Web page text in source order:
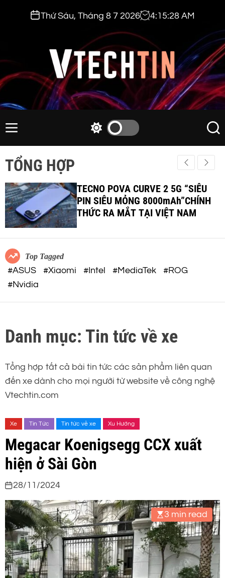
t
o
c
o
e
Thứ Sáu, Tháng 8 7 2026 4:15:29 AM
v
c
h
t
i
.
c
m
M
e
w
h
c
o
o
d
S
e
a
r
h
TỔNG HỢP
TECNO POVA CURVE 2 5G “SIÊU
PIN SIÊU MỎNG 8000mAh”CHÍNH
THỨC RA MẮT TẠI VIỆT NAM
Top Tagged
#ASUS #Xiaomi #Intel #MediaTek
#ROG
#Nvidia
Danh mục: Tin tức về xe
Tổng hợp tất cả bài tin tức các sản phẩm liên quan
đến xe dành cho mọi người từ website về công nghệ
Vtechtin.com
Xe Tin Tức Tin tức về xe Xu Hướng
Megacar Koenigsegg CCX xuất
hiện ở Sài Gòn
28/11/2024
3 min read